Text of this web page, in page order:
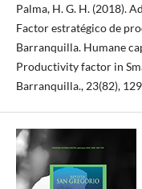
Palma, H. G. H. (2018).
Factor estratégico de
Barranquilla. Humane
Productivity factor in
Barranquilla., 23(82),